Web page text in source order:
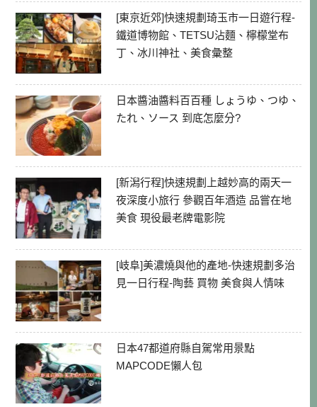
[東京近郊]快速規劃琦玉市一日遊行程-
鐵道博物館、TETSU沾麵、檸檬堂布
丁、冰川神社、美食彙整
日本醬油醬料百百種 しょうゆ、つゆ、
たれ、ソース 到底怎麼分?
[新潟行程]快速規劃上越妙高的兩天一
夜深度小旅行 參觀百年酒造 品嘗在地
美食 現役最老牌電影院
[岐阜]美濃燒與他的產地-快速規劃多治
見一日行程-陶藝 買物 美食與人情味
日本47都道府縣自駕常用景點
MAPCODE懶人包